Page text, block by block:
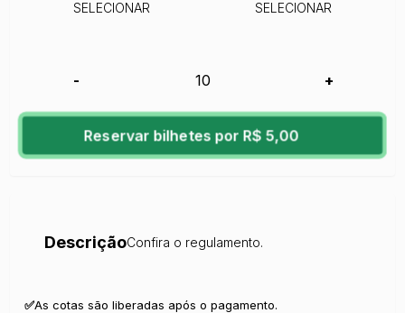
SELECIONAR SELECIONAR
- +
Reservar bilhetes por R$ 5,00
DescriçãoConfira o regulamento.
✅As cotas são liberadas após o pagamento.